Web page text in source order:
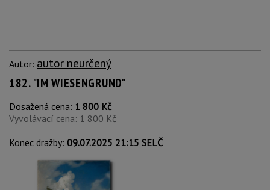
Autor: autor neurčený
182. "IM WIESENGRUND"
Dosažená cena: 1 800 Kč
Vyvolávací cena: 1 800 Kč
Konec dražby: 09.07.2025 21:15 SELČ